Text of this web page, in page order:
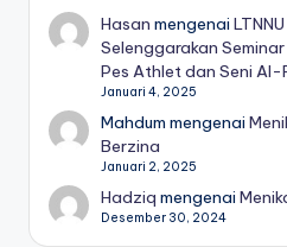
Hasan mengenai
Selenggarakan
Pes Athlet dan Seni Al-
Januari 4, 2025
Mahdum mengenai
Berzina
Januari 2, 2025
Hadziq mengenai
Desember 30, 2024